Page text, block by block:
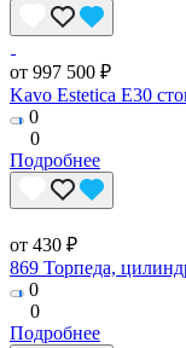
от 997 500 ₽
Kavo Estetica E30
0
0
Подробнее
от 430 ₽
869 Торпеда,
0
0
Подробнее